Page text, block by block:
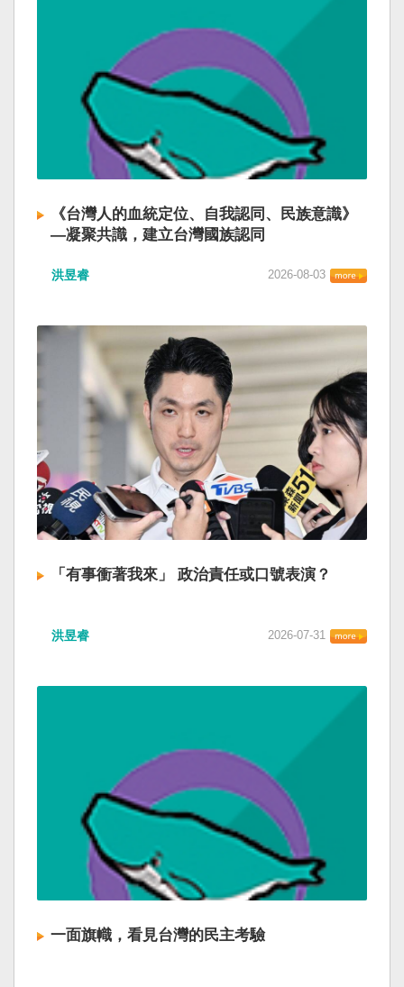
《台灣人的血統定位、自我認同、民族意識》
—凝聚共識，建立台灣國族認同
洪昱睿 2026-08-03
「有事衝著我來」 政治責任或口號表演？
洪昱睿 2026-07-31
一面旗幟，看見台灣的民主考驗